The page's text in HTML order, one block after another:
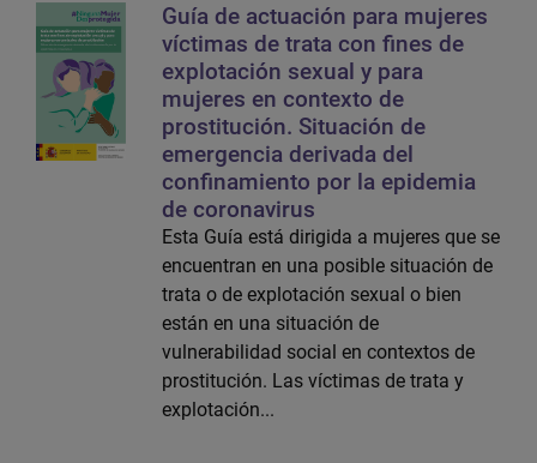
Guía de actuación para mujeres
víctimas de trata con fines de
explotación sexual y para
mujeres en contexto de
prostitución. Situación de
emergencia derivada del
confinamiento por la epidemia
de coronavirus
Esta Guía está dirigida a mujeres que se
encuentran en una posible situación de
trata o de explotación sexual o bien
están en una situación de
vulnerabilidad social en contextos de
prostitución. Las víctimas de trata y
explotación...